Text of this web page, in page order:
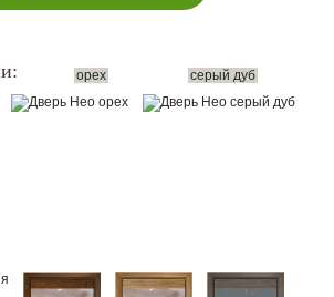
орех серый дуб